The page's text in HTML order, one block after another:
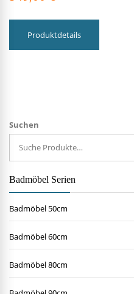
Produktdetails
Suchen
Badmöbel Serien
Badmöbel 50cm
Badmöbel 60cm
Badmöbel 80cm